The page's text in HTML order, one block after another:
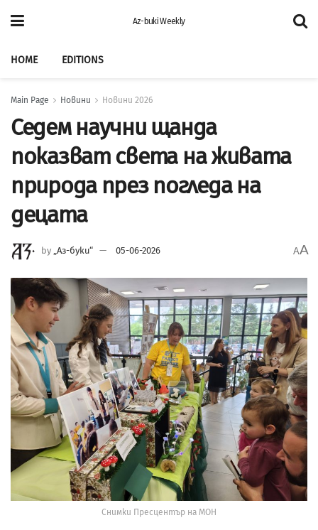
Az-buki Weekly
HOME EDITIONS
Main Page Новини Новини 2026
Седем научни щанда
показват света на живата
природа през погледа на
децата
by „Аз-буки“ 05-06-2026 AA
Снимки Пресцентър на МОН